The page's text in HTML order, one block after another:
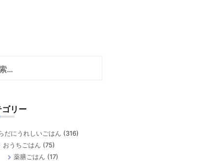
ゴリー
だにうれしいごはん (316)
おうちごはん (75)
薬膳ごはん (17)